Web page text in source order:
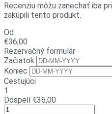
Recenziu môžu zanechať iba
zakúpili tento produkt.
Od
€36,00
Rezervačný formulár
Začiatok
Koniec
Cestujúci
1
Dospelí €36,00